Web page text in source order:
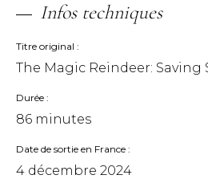
Infos techniques
Titre original
The Magic Reindeer: Saving
Durée
86 minutes
Date de sortie en France
4 décembre 2024